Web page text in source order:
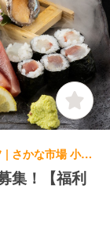
居酒屋 | レストランサービス・ホールスタッフ | さかな市場 小倉魚町店
集！【福利